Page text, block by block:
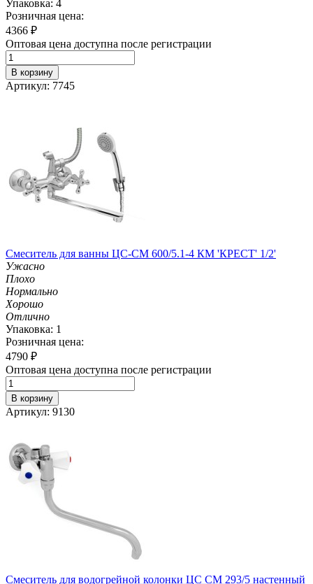
Упаковка: 4
Розничная цена:
4366 ₽
Оптовая цена доступна после регистрации
В корзину
Артикул: 7745
Смеситель для ванны ЦС-СМ 600/5.1-4 КМ 'КРЕСТ' 1/2'
Ужасно
Плохо
Нормально
Хорошо
Отлично
Упаковка: 1
Розничная цена:
4790 ₽
Оптовая цена доступна после регистрации
В корзину
Артикул: 9130
Смеситель для водогрейной колонки ЦС СМ 293/5 настенный